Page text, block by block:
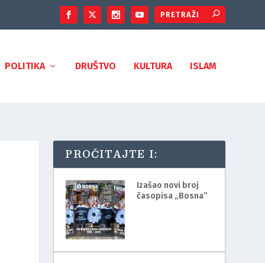
POLITIKA DRUŠTVO KULTURA ISLAM
PROČITAJTE I:
Izašao novi broj
časopisa „Bosna”